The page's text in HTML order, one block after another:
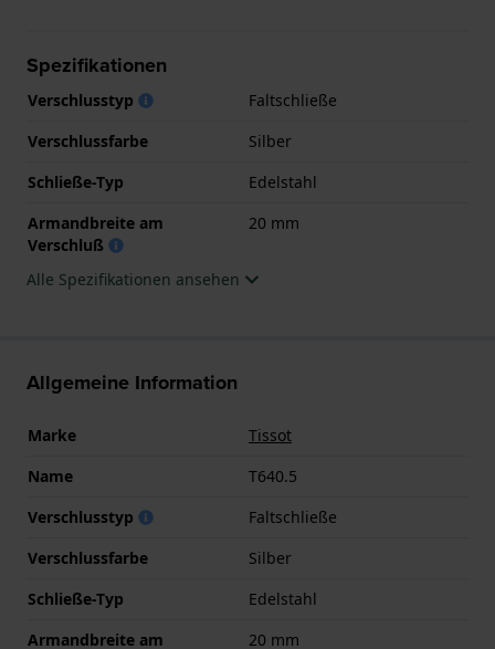
Spezifikationen
Verschlusstyp
Faltschließe
Verschlussfarbe
Silber
Schließe-Typ
Edelstahl
Armandbreite am
Verschluß
20 mm
Alle Spezifikationen ansehen
Allgemeine Information
Marke
Tissot
Name
T640.5
Verschlusstyp
Faltschließe
Verschlussfarbe
Silber
Schließe-Typ
Edelstahl
Armandbreite am
20 mm